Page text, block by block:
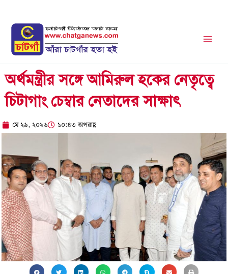
content
অর্থমন্ত্রীর সঙ্গে আমিরুল হকের নেতৃত্বে
চিটাগাং চেম্বার নেতাদের সাক্ষাৎ
মে ২৯, ২০২৬ ১০:৪৩ অপরাহ্ণ